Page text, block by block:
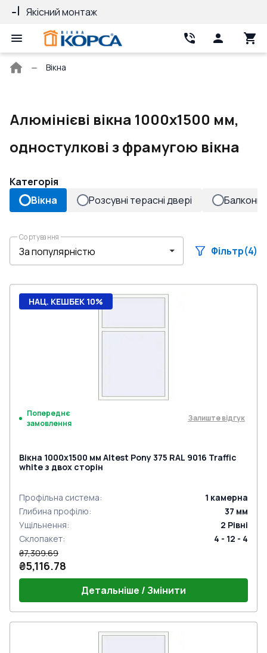
Якісний монтаж
Головна
Вікна
Алюмінієві вікна 1000x1500 мм,
одностулкові з фрамугою вікна
Категорія
Вікна
Розсувні терасні двері Балконні
Сортування
Фільтр(4)
НАЦ. КЕШБЕК 10%
Попереднє
замовлення
Залиште відгук
Вікна 1000x1500 мм Altest Pony 375 RAL 9016 Traffic
white з двох сторін
Профільна система: 1 камерна
Глибина профілю: 37 мм
Ущільнення: 2 Рівні
Склопакет:
4 - 12 - 4
₴7,309.69
₴5,116.78
Детальніше / Змінити